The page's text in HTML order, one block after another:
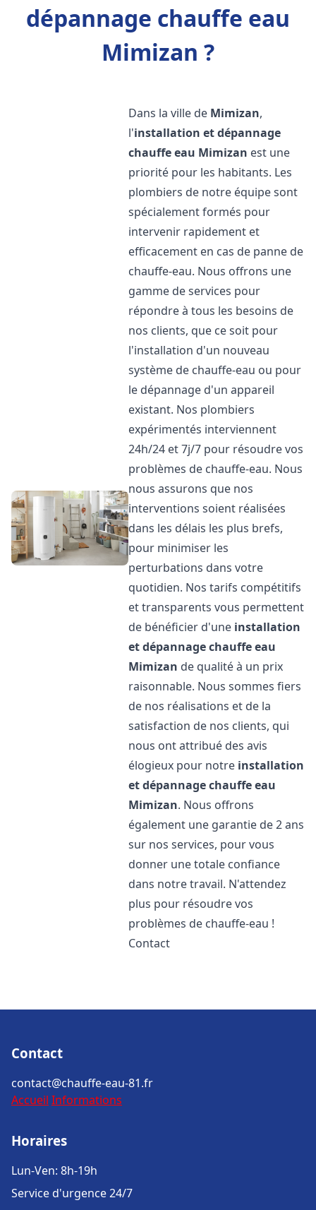
dépannage chauffe eau
Mimizan ?
Dans la ville de Mimizan,
l'installation et dépannage
chauffe eau Mimizan est une
priorité pour les habitants. Les
plombiers de notre équipe sont
spécialement formés pour
intervenir rapidement et
efficacement en cas de panne de
chauffe-eau. Nous offrons une
gamme de services pour
répondre à tous les besoins de
nos clients, que ce soit pour
l'installation d'un nouveau
système de chauffe-eau ou pour
le dépannage d'un appareil
existant. Nos plombiers
expérimentés interviennent
24h/24 et 7j/7 pour résoudre vos
problèmes de chauffe-eau. Nous
nous assurons que nos
interventions soient réalisées
dans les délais les plus brefs,
pour minimiser les
perturbations dans votre
quotidien. Nos tarifs compétitifs
et transparents vous permettent
de bénéficier d'une installation
et dépannage chauffe eau
Mimizan de qualité à un prix
raisonnable. Nous sommes fiers
de nos réalisations et de la
satisfaction de nos clients, qui
nous ont attribué des avis
élogieux pour notre installation
et dépannage chauffe eau
Mimizan. Nous offrons
également une garantie de 2 ans
sur nos services, pour vous
donner une totale confiance
dans notre travail. N'attendez
plus pour résoudre vos
problèmes de chauffe-eau !
Contact
Contact
contact@chauffe-eau-81.fr
Accueil Informations
Horaires
Lun-Ven: 8h-19h
Service d'urgence 24/7